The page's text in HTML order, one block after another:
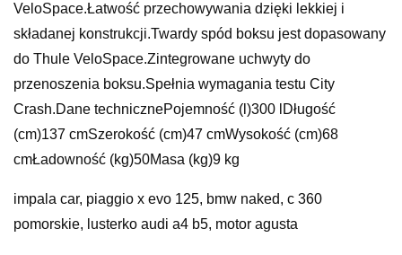
VeloSpace.Łatwość przechowywania dzięki lekkiej i
składanej konstrukcji.Twardy spód boksu jest dopasowany
do Thule VeloSpace.Zintegrowane uchwyty do
przenoszenia boksu.Spełnia wymagania testu City
Crash.Dane technicznePojemność (l)300 lDługość
(cm)137 cmSzerokość (cm)47 cmWysokość (cm)68
cmŁadowność (kg)50Masa (kg)9 kg
impala car, piaggio x evo 125, bmw naked, c 360
pomorskie, lusterko audi a4 b5, motor agusta